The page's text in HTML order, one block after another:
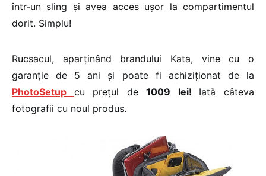
într-un sling și avea acces ușor la compartimentul
dorit. Simplu!
Rucsacul, aparținând brandului Kata, vine cu o
garanție de 5 ani și poate fi achiziționat de la
PhotoSetup cu prețul de1009 lei! Iată câteva
fotografii cu noul produs.